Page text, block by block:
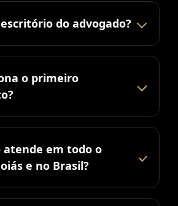
do advogado?
o primeiro
atende em todo o
e no Brasil?